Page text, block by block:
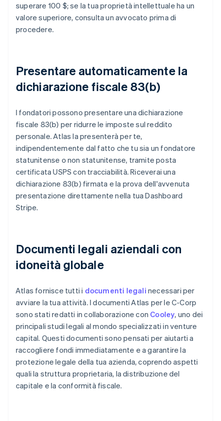
superare 100 $; se la tua proprietà intellettuale ha un
valore superiore, consulta un avvocato prima di
procedere.
Presentare automaticamente la
dichiarazione fiscale 83(b)
I fondatori possono presentare una dichiarazione
fiscale 83(b) per ridurre le imposte sul reddito
personale. Atlas la presenterà per te,
indipendentemente dal fatto che tu sia un fondatore
statunitense o non statunitense, tramite posta
certificata USPS con tracciabilità. Riceverai una
dichiarazione 83(b) firmata e la prova dell'avvenuta
presentazione direttamente nella tua Dashboard
Stripe.
Documenti legali aziendali con
idoneità globale
Atlas fornisce tutti i documenti legali necessari per
avviare la tua attività. I documenti Atlas per le C-Corp
sono stati redatti in collaborazione con Cooley, uno dei
principali studi legali al mondo specializzati in venture
capital. Questi documenti sono pensati per aiutarti a
raccogliere fondi immediatamente e a garantire la
protezione legale della tua azienda, coprendo aspetti
quali la struttura proprietaria, la distribuzione del
capitale e la conformità fiscale.